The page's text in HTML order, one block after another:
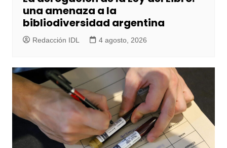
una amenaza a la
bibliodiversidad argentina
Redacción IDL 4 agosto, 2026